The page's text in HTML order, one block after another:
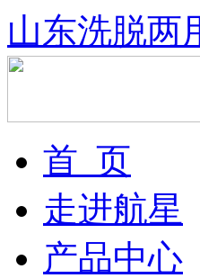
山东洗脱两
首 页
走进航星
产品中心